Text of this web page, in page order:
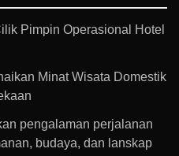
Pimpin Operasional Hotel
Minat Wisata Domestik
pengalaman perjalanan
budaya, dan lanskap